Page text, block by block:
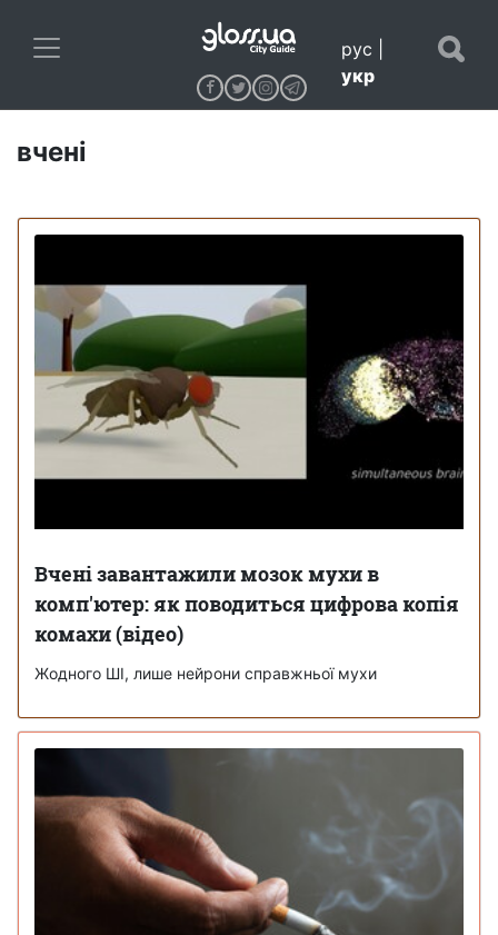
рус
укр
вчені
Вчені завантажили мозок мухи в
комп'ютер: як поводиться цифрова копія
комахи (відео)
Жодного ШІ, лише нейрони справжньої мухи